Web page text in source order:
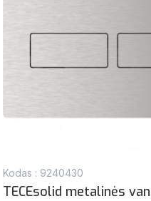
Kodas : 9240430
TECEsolid metalinės